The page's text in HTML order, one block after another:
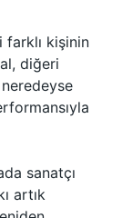
farklı kişinin
diğeri
sanatçı
artık